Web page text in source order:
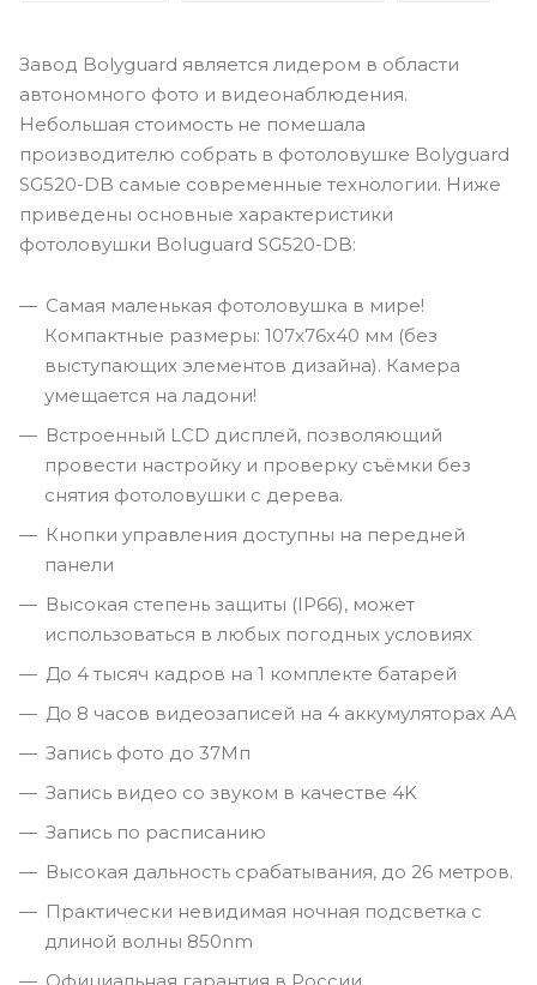
Завод Bolyguard является лидером в области
автономного фото и видеонаблюдения.
Небольшая стоимость не помешала
производителю собрать в фотоловушке Bolyguard
SG520-DB самые современные технологии. Ниже
приведены основные характеристики
фотоловушки Boluguard SG520-DB:
Самая маленькая фотоловушка в мире!
Компактные размеры: 107x76x40 мм (без
выступающих элементов дизайна). Камера
умещается на ладони!
Встроенный LCD дисплей, позволяющий
провести настройку и проверку съёмки без
снятия фотоловушки с дерева.
Кнопки управления доступны на передней
панели
Высокая степень защиты (IP66), может
использоваться в любых погодных условиях
До 4 тысяч кадров на 1 комплекте батарей
До 8 часов видеозаписей на 4 аккумуляторах AA
Запись фото до 37Мп
Запись видео со звуком в качестве 4K
Запись по расписанию
Высокая дальность срабатывания, до 26 метров.
Практически невидимая ночная подсветка с
длиной волны 850nm